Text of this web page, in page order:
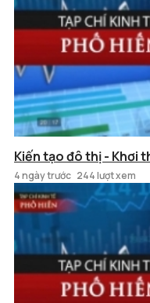
Kiến tạo đô thị - Khơi
4 ngày trước 244 lượt xem